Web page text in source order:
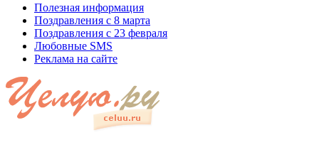
Полезная информация
Поздравления с 8 марта
Поздравления с 23 февраля
Любовные SMS
Реклама на сайте